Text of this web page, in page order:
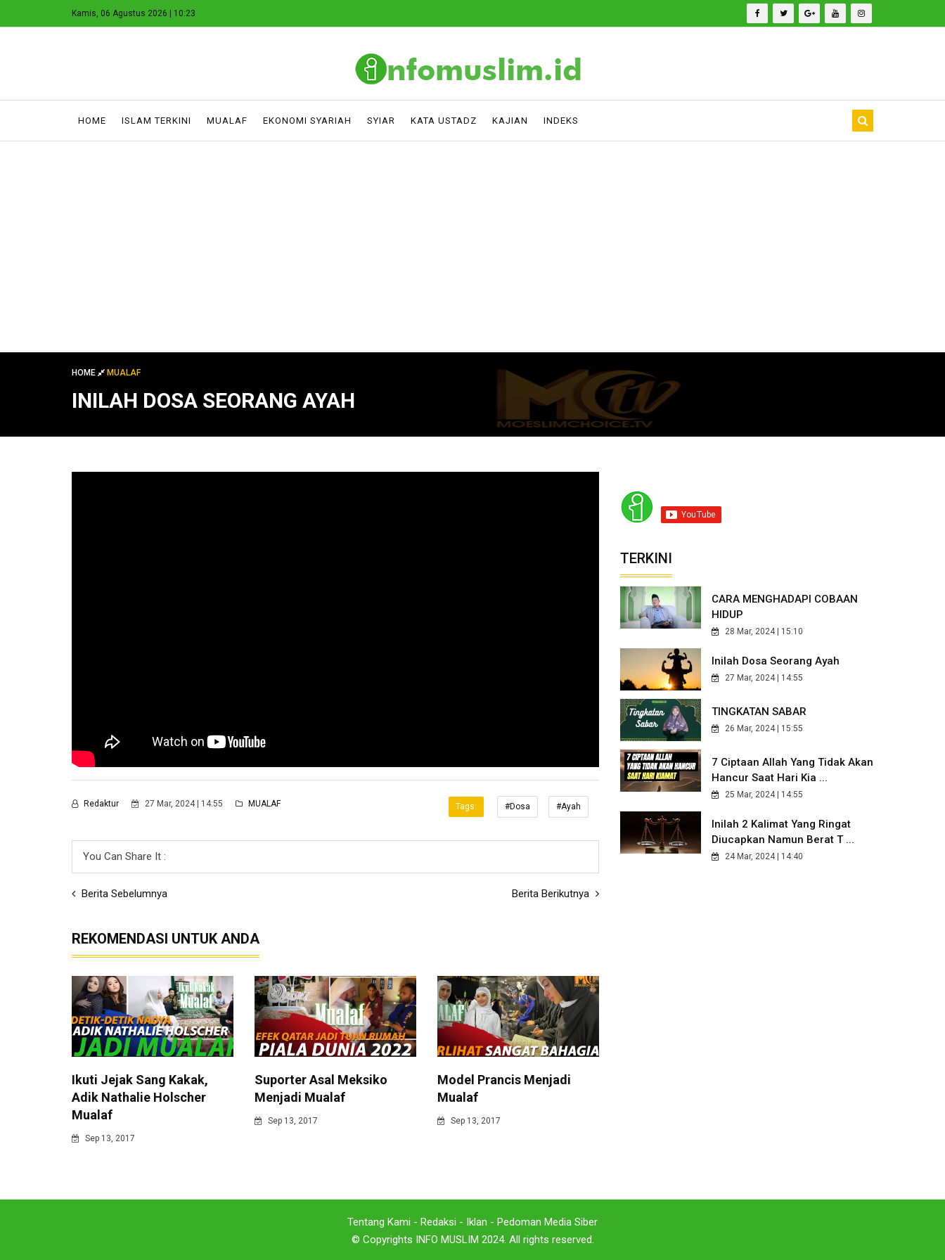
Kamis, 06 Agustus 2026 | 10:23
HOME ISLAM TERKINI MUALAF EKONOMI SYARIAH SYIAR KATA USTADZ KAJIAN INDEKS
HOME MUALAF
INILAH DOSA SEORANG AYAH
Redaktur 27 Mar, 2024 | 14:55 MUALAF Tags: #Dosa #Ayah
You Can Share It :
Berita Sebelumnya Berita Berikutnya
REKOMENDASI UNTUK ANDA
Ikuti Jejak Sang Kakak,
Adik Nathalie Holscher
Mualaf
Sep 13, 2017
Suporter Asal Meksiko
Menjadi Mualaf
Sep 13, 2017
Model Prancis Menjadi
Mualaf
Sep 13, 2017
TERKINI
CARA MENGHADAPI COBAAN
HIDUP
28 Mar, 2024 | 15:10
Inilah Dosa Seorang Ayah
27 Mar, 2024 | 14:55
TINGKATAN SABAR
26 Mar, 2024 | 15:55
7 Ciptaan Allah Yang Tidak Akan
Hancur Saat Hari Kia ...
25 Mar, 2024 | 14:55
Inilah 2 Kalimat Yang Ringat
Diucapkan Namun Berat T ...
24 Mar, 2024 | 14:40
Tentang Kami - Redaksi - Iklan - Pedoman Media Siber
© Copyrights INFO MUSLIM 2024. All rights reserved.